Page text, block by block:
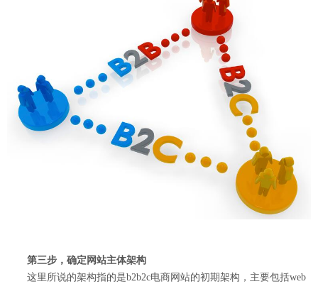
第三步，确定网站主体架构
这里所说的架构指的是b2b2c电商网站的初期架构，主要包括web